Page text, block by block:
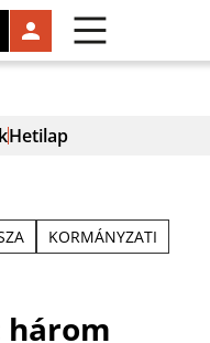
Hetilap
KORMÁNYZATI
három